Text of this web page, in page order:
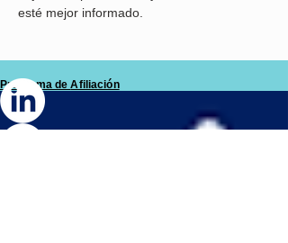
esté mejor informado.
Programa deAfiliación